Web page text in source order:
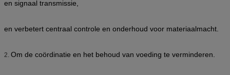
en signaal transmissie,
en verbetert centraal controle en onderhoud voor materiaalmacht.
2. Om de coördinatie en het behoud van voeding te verminderen.